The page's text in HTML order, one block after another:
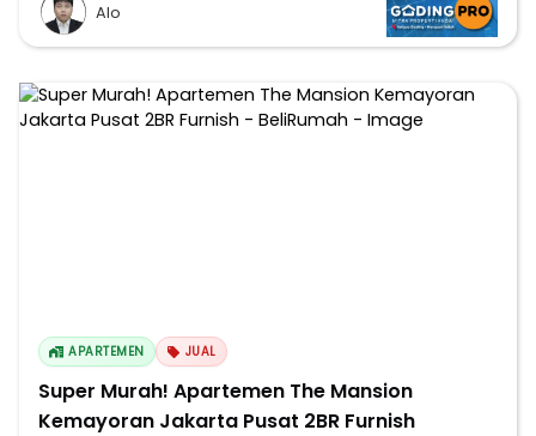
Alo
APARTEMEN JUAL
Super Murah! Apartemen The Mansion
Kemayoran Jakarta Pusat 2BR Furnish